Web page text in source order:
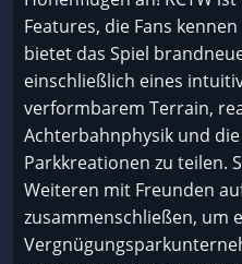
Features, die Fans
bietet das Spiel
einschließlich eines
verformbarem Terrain,
Achterbahnphysik und
Parkkreationen zu teilen.
Weiteren mit Freunden
zusammenschließen, um